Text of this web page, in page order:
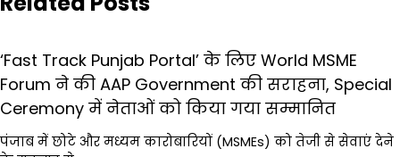
‘Fast Track Punjab Portal’ के लिए World MSME
Forum ने की AAP Government की सराहना, Special
Ceremony में नेताओं को किया गया सम्मानित
पंजाब में छोटे और मध्यम कारोबारियों (MSMEs) को तेजी से सेवाएं देने